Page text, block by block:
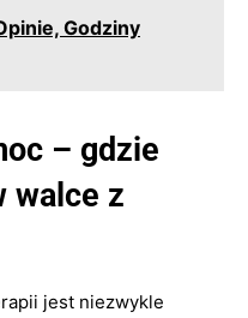
Godziny
– gdzie
walce z
jest niezwykle